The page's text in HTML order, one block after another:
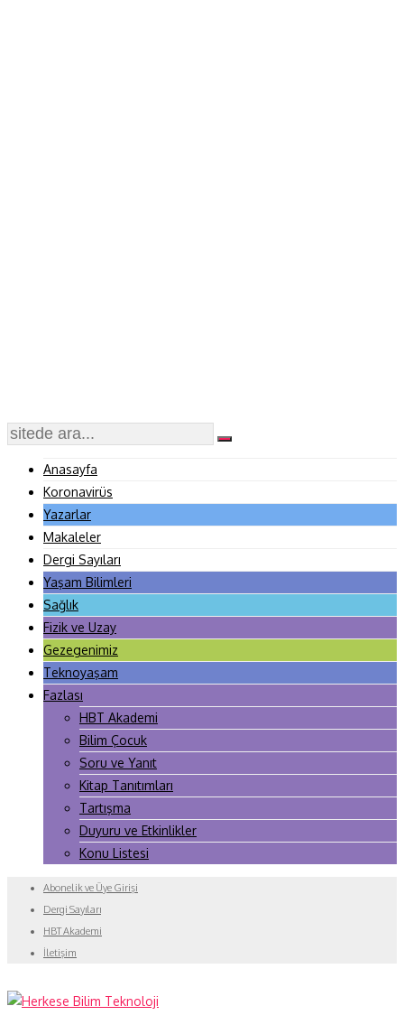
Anasayfa
Koronavirüs
Yazarlar
Makaleler
Dergi Sayıları
Yaşam Bilimleri
Sağlık
Fizik ve Uzay
Gezegenimiz
Teknoyaşam
Fazlası
HBT Akademi
Bilim Çocuk
Soru ve Yanıt
Kitap Tanıtımları
Tartışma
Duyuru ve Etkinlikler
Konu Listesi
Abonelik ve Üye Girişi
Dergi Sayıları
HBT Akademi
İletişim